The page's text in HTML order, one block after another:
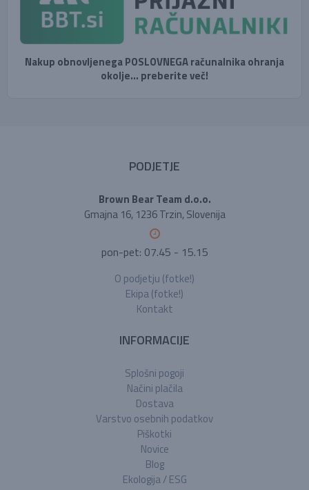
Nakup obnovljenega POSLOVNEGA računalnika ohranja
okolje... preberite več!
PODJETJE
Brown Bear Team d.o.o.
Gmajna 16, 1236 Trzin, Slovenija
pon-pet: 07.45 - 15.15
O podjetju (fotke!)
Ekipa (fotke!)
Kontakt
INFORMACIJE
Splošni pogoji
Načini plačila
Dostava
Varstvo osebnih podatkov
Piškotki
Novice
Blog
Ekologija / ESG